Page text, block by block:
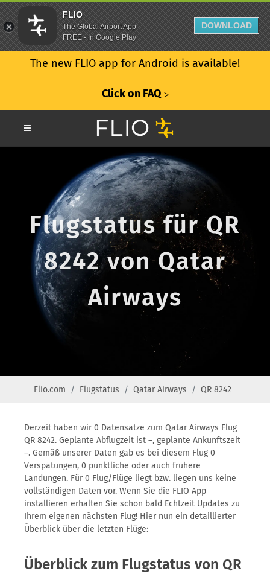
The new FLIO app for Android is available!
Click on FAQ ᐳ
Flugstatus für QR
8242 von Qatar
Airways
Flio.com Flugstatus Qatar Airways QR 8242
Derzeit haben wir 0 Datensätze zum Qatar Airways Flug
QR 8242. Geplante Abflugzeit ist –, geplante Ankunftszeit
–. Gemäß unserer Daten gab es bei diesem Flug 0
Verspätungen, 0 pünktliche oder auch frühere
Landungen. Für 0 Flug/Flüge liegt bzw. liegen uns keine
vollständigen Daten vor. Wenn Sie die FLIO App
installieren erhalten Sie schon bald Echtzeit Updates zu
Ihrem eigenen nächsten Flug! Hier nun ein detaillierter
Überblick über die letzten Flüge:
Überblick zum Flugstatus von QR
FLIO
The Global Airport App
FREE - In Google Play
DOWNLOAD